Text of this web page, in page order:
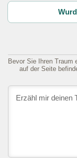
Bevor Sie Ihren Traum
auf der Seite